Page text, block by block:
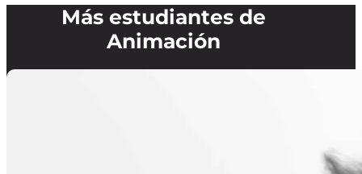
Más estudiantes de
Animación